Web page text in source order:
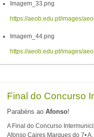
Imagem_33.png
https://aeob.edu.pt/images/
Imagem_44.png
https://aeob.edu.pt/images/
Final do Concurso
Parabéns aoAfonso!
A Final do Concurso
Afonso Caires Marques do 7•